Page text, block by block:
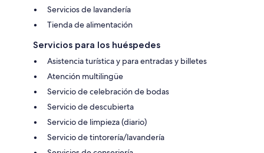
Servicios de lavandería
Tienda de alimentación
Servicios para los huéspedes
Asistencia turística y para entradas y billetes
Atención multilingüe
Servicio de celebración de bodas
Servicio de descubierta
Servicio de limpieza (diario)
Servicio de tintorería/lavandería